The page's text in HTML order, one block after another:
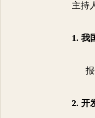
主持
1. 我
2. 开